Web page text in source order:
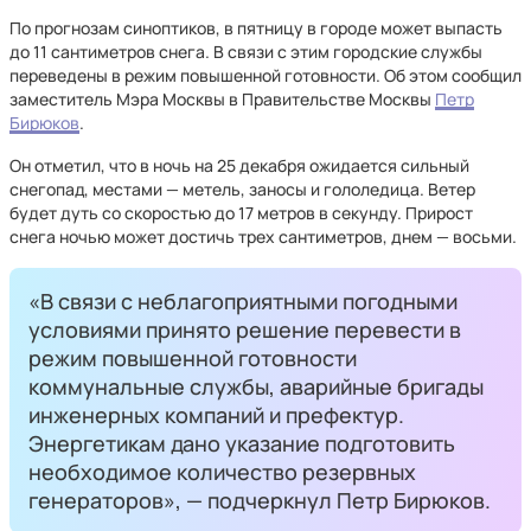
По прогнозам синоптиков, в пятницу в городе может выпасть
до 11 сантиметров снега. В связи с этим городские службы
переведены в режим повышенной готовности. Об этом сообщил
заместитель Мэра Москвы в Правительстве Москвы Петр
Бирюков.
Он отметил, что в ночь на 25 декабря ожидается сильный
снегопад, местами — метель, заносы и гололедица. Ветер
будет дуть со скоростью до 17 метров в секунду. Прирост
снега ночью может достичь трех сантиметров, днем — восьми.
«В связи с неблагоприятными погодными
условиями принято решение перевести в
режим повышенной готовности
коммунальные службы, аварийные бригады
инженерных компаний и префектур.
Энергетикам дано указание подготовить
необходимое количество резервных
генераторов», — подчеркнул Петр Бирюков.